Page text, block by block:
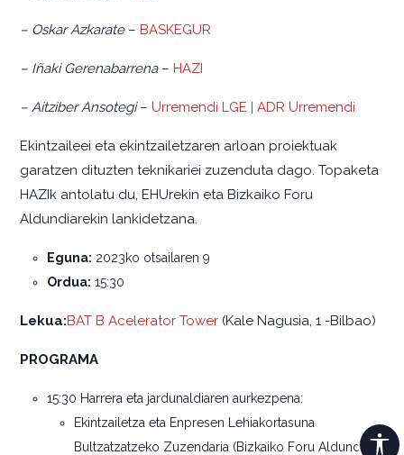
– Oskar Azkarate– BASKEGUR
– Iñaki Gerenabarrena– HAZI
– Aitziber Ansotegi– Urremendi LGE | ADR Urremendi
Ekintzaileei eta ekintzailetzaren arloan proiektuak
garatzen dituzten teknikariei zuzenduta dago. Topaketa
HAZIk antolatu du, EHUrekin eta Bizkaiko Foru
Aldundiarekin lankidetzana.
Eguna: 2023ko otsailaren 9
Ordua: 15:30
Lekua:BAT B Acelerator Tower (Kale Nagusia, 1 -Bilbao)
PROGRAMA
15:30 Harrera eta jardunaldiaren aurkezpena:
Ekintzailetza eta Enpresen Lehiakortasuna
Bultzatzatzeko Zuzendaria (Bizkaiko Foru Aldundia).